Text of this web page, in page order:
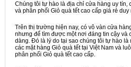
Chúng tôi tự hào là địa chỉ cửa hàng uy tín,
và phân phối Giỏ quà tết cao cấp giá rẻ duy
Trên thị trường hiện nay, có vô vàn cửa
nhưng để tìm được một nơi đáng tin cậy và
dàng. Đó là lý do tại sao chúng tôi tự hào
các mặt hàng Giỏ quà tết tại Việt Nam và
phân phối Giỏ quà tết cao cấp.